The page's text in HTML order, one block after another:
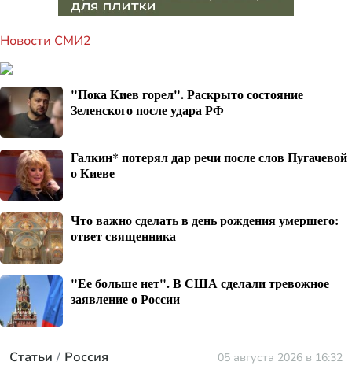
Новости СМИ2
"Пока Киев горел". Раскрыто состояние
Зеленского после удара РФ
Галкин* потерял дар речи после слов Пугачевой
о Киеве
Что важно сделать в день рождения умершего:
ответ священника
"Ее больше нет". В США сделали тревожное
заявление о России
Статьи Россия 05 августа 2026 в 16:32